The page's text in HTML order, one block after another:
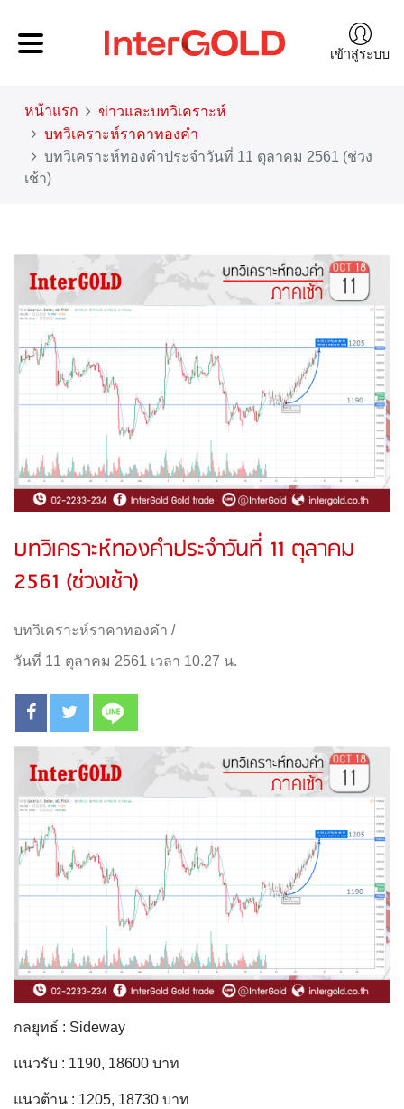
เข้าสู่ระบบ
หน้าแรก
ข่าวและบทวิเคราะห์
บทวิเคราะห์ราคาทองคำ
บทวิเคราะห์ทองคำประจำวันที่ 11 ตุลาคม 2561 (ช่วง
เช้า)
บทวิเคราะห์ทองคำประจำวันที่ 11 ตุลาคม
2561 (ช่วงเช้า)
บทวิเคราะห์ราคาทองคำ /
วันที่ 11 ตุลาคม 2561 เวลา 10.27 น.
กลยุทธ์ : Sideway
แนวรับ : 1190, 18600 บาท
แนวต้าน : 1205, 18730 บาท